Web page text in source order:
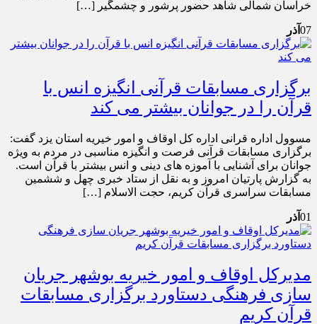
خراسان شمالی شاهد حضور پرشور و چشمگیر […]
07 آذر
برگزاری مسابقات قرآنی انگیزه انس با
قرآن را در جوانان بیشتر می کند
مسوول اداره قرانی اداره کل اوقاف و امور خیریه استان یزد گفت:
برگزاری مسابقات قرآنی فرصت و انگیزه مناسبی در مردم به ویژه
جوانان برای آشنایی با آموزه های دینی و انس بیشتر با قرآن است.
به گزارش پارتیان امروز و به نقل از ستاد خبری چهل و ششمین
مسابقات سراسری قرآن کریم، حجت الاسلام […]
01 آذر
مدیرکل اوقاف و امور خیریه بوشهر جریان
سازی فرهنگی دستاورد برگزاری مسابقات
قرآن کریم